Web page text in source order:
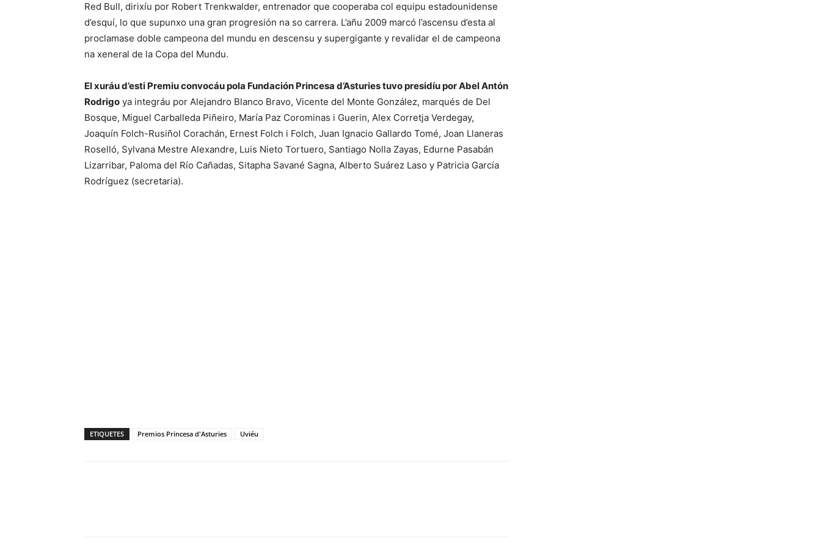
Red Bull, dirixíu por Robert Trenkwalder, entrenador que cooperaba col equipu estadounidense
d’esquí, lo que supunxo una gran progresión na so carrera. L’añu 2009 marcó l’ascensu d’esta al
proclamase doble campeona del mundu en descensu y supergigante y revalidar el de campeona
na xeneral de la Copa del Mundu.
El xuráu d’esti Premiu convocáu pola Fundación Princesa d’Asturies tuvo presidíu por Abel Antón
Rodrigo ya integráu por Alejandro Blanco Bravo, Vicente del Monte González, marqués de Del
Bosque, Miguel Carballeda Piñeiro, María Paz Corominas i Guerin, Alex Corretja Verdegay,
Joaquín Folch-Rusiñol Corachán, Ernest Folch i Folch, Juan Ignacio Gallardo Tomé, Joan Llaneras
Roselló, Sylvana Mestre Alexandre, Luis Nieto Tortuero, Santiago Nolla Zayas, Edurne Pasabán
Lizarribar, Paloma del Río Cañadas, Sitapha Savané Sagna, Alberto Suárez Laso y Patricia García
Rodríguez (secretaria).
ETIQUETES Premios Princesa d'Asturies Uviéu